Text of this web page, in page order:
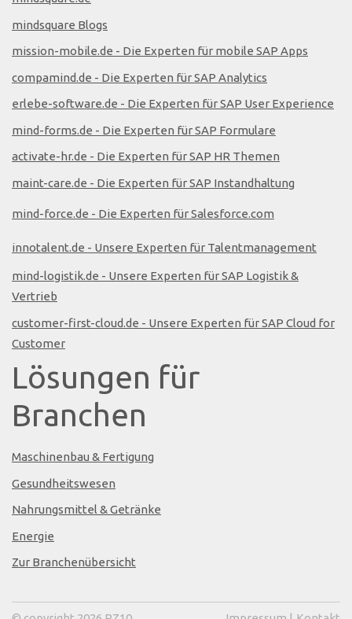
mindsquare Blogs
mission-mobile.de - Die Experten für mobile SAP Apps
compamind.de - Die Experten für SAP Analytics
erlebe-software.de - Die Experten für SAP User Experience
mind-forms.de - Die Experten für SAP Formulare
activate-hr.de - Die Experten für SAP HR Themen
maint-care.de - Die Experten für SAP Instandhaltung
mind-force.de - Die Experten für Salesforce.com
innotalent.de - Unsere Experten für Talentmanagement
mind-logistik.de - Unsere Experten für SAP Logistik &
Vertrieb
customer-first-cloud.de - Unsere Experten für SAP Cloud for
Customer
Lösungen für
Branchen
Maschinenbau & Fertigung
Gesundheitswesen
Nahrungsmittel & Getränke
Energie
Zur Branchenübersicht